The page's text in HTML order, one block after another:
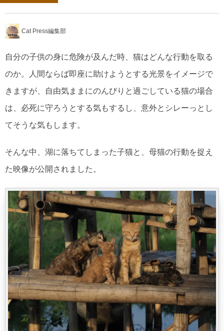
Cat Press編集部
自分の子供の身に危険が及んだ時、猫はどんな行動を取る
のか。人間ならば即座に助けようとする光景をイメージで
きますが、自由気ままにのんびりと過ごしている猫の場合
は、必死に守ろうとする気もするし、意外とシレーっとし
てそうな気もします。
そんな中、湖に落ちてしまった子猫と、母猫の行動を捉え
た映像が公開されました。